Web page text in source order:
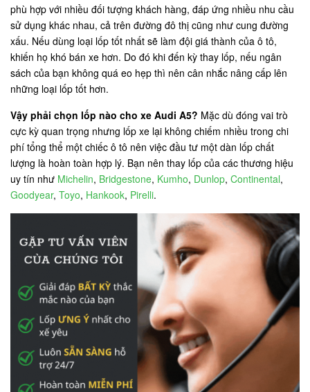
phù hợp với nhiều đối tượng khách hàng, đáp ứng nhiều nhu cầu
sử dụng khác nhau, cả trên đường đô thị cũng như cung đường
xấu. Nếu dùng loại lốp tốt nhất sẽ làm đội giá thành của ô tô,
khiến họ khó bán xe hơn. Do đó khi đến kỳ thay lốp, nếu ngân
sách của bạn không quá eo hẹp thì nên cân nhắc nâng cấp lên
những loại lốp tốt hơn.
Vậy phải chọn lốp nào cho xe Audi A5? Mặc dù đóng vai trò
cực kỳ quan trọng nhưng lốp xe lại không chiếm nhiều trong chi
phí tổng thể một chiếc ô tô nên việc đầu tư một dàn lốp chất
lượng là hoàn toàn hợp lý. Bạn nên thay lốp của các thương hiệu
uy tín như Michelin, Bridgestone, Kumho, Dunlop, Continental,
Goodyear, Toyo, Hankook, Pirelli.